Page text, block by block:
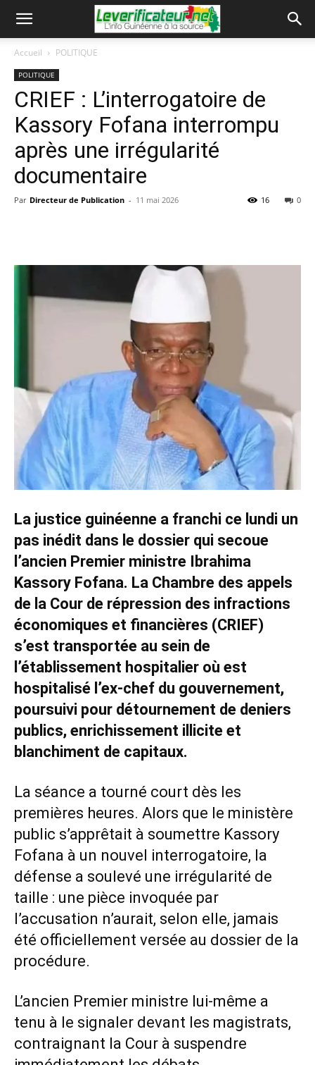
Accueil POLITIQUE
POLITIQUE
CRIEF : L’interrogatoire de
Kassory Fofana interrompu
après une irrégularité
documentaire
Par Directeur de Publication - 11 mai 2026 0
16
La justice guinéenne a franchi ce lundi un
pas inédit dans le dossier qui secoue
l’ancien Premier ministre Ibrahima
Kassory Fofana. La Chambre des appels
de la Cour de répression des infractions
économiques et financières (CRIEF)
s’est transportée au sein de
l’établissement hospitalier où est
hospitalisé l’ex-chef du gouvernement,
poursuivi pour détournement de deniers
publics, enrichissement illicite et
blanchiment de capitaux.
La séance a tourné court dès les
premières heures. Alors que le ministère
public s’apprêtait à soumettre Kassory
Fofana à un nouvel interrogatoire, la
défense a soulevé une irrégularité de
taille : une pièce invoquée par
l’accusation n’aurait, selon elle, jamais
été officiellement versée au dossier de la
procédure.
L’ancien Premier ministre lui-même a
tenu à le signaler devant les magistrats,
contraignant la Cour à suspendre